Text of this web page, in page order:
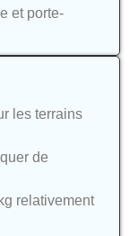
et porte-
les terrains
de
relativement